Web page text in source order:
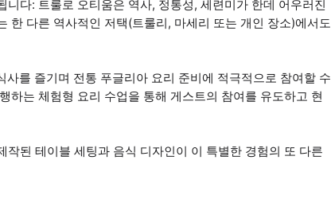
다: 트룰로 오티움은 역사, 정통성, 세련미가 한데 어우러진
한 다른 역사적인 저택(트룰리, 마세리 또는 개인 장소)에서도
를 즐기며 전통 푸글리아 요리 준비에 적극적으로 참여할 수
하는 체험형 요리 수업을 통해 게스트의 참여를 유도하고 현
된 테이블 세팅과 음식 디자인이 이 특별한 경험의 또 다른